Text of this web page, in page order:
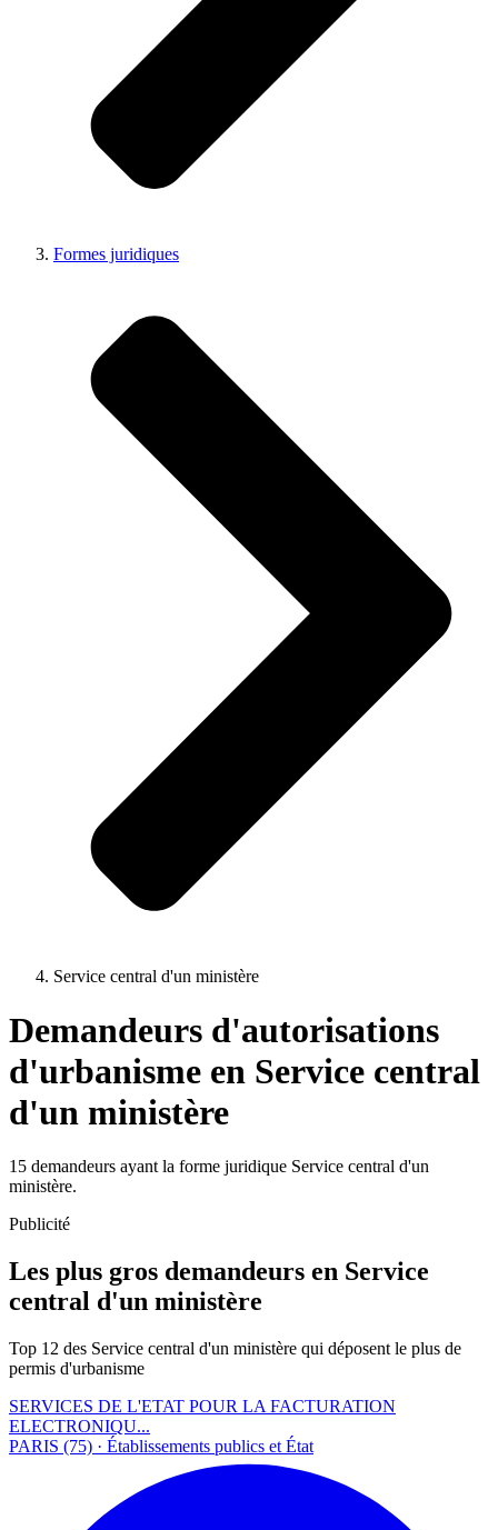
Formes juridiques
Service central d'un ministère
Demandeurs d'autorisations
d'urbanisme en Service central
d'un ministère
15 demandeurs ayant la forme juridique Service central d'un
ministère.
Publicité
Les plus gros demandeurs en Service
central d'un ministère
Top 12 des Service central d'un ministère qui déposent le plus de
permis d'urbanisme
SERVICES DE L'ETAT POUR LA FACTURATION
ELECTRONIQU...
PARIS (75) · Établissements publics et État